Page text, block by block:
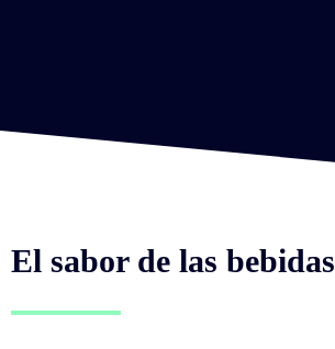
El sabor de las bebidas